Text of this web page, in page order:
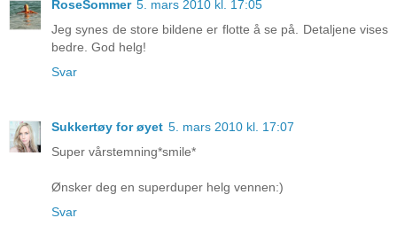
RoseSommer 5. mars 2010 kl. 17:05
Jeg synes de store bildene er flotte å se på. Detaljene vises
bedre. God helg!
Svar
Sukkertøy for øyet 5. mars 2010 kl. 17:07
Super vårstemning*smile*
Ønsker deg en superduper helg vennen:)
Svar